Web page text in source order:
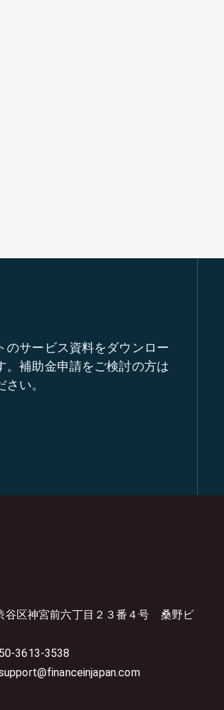
のサービス資料をダウンロー
。補助金申請をご検討の方は
い。
谷区神宮前六丁目２３番４号 桑野ビ
3613-3538